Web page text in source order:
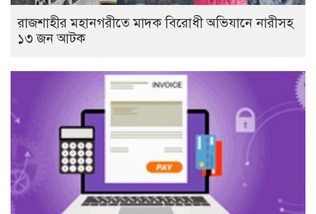
রাজশাহীর মহানগরীতে মাদক বিরোধী অভিযানে নারীসহ
১৩ জন আটক